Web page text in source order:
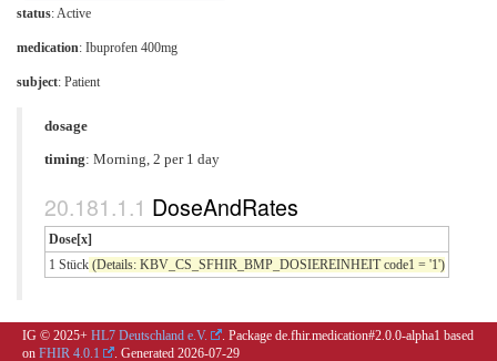
status: Active
medication: Ibuprofen 400mg
subject: Patient
dosage
timing: Morning, 2 per 1 day
DoseAndRates
Dose[x]
1 Stück (Details: KBV_CS_SFHIR_BMP_DOSIEREINHEIT code1 = '1')
IG © 2025+ HL7 Deutschland e.V.
. Package de.fhir.medication#2.0.0-alpha1 based
on FHIR 4.0.1 . Generated 2026-07-29